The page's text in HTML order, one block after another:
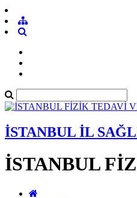
İSTANBUL İL
İSTANBUL